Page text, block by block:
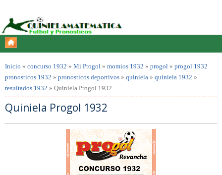
Inicio » concurso 1932 » Mi Progol » momios 1932 » progol » progol 1932
pronosticos 1932 » pronosticos deportivos » quiniela » quiniela 1932 »
resultados 1932 » Quiniela Progol 1932
Quiniela Progol 1932